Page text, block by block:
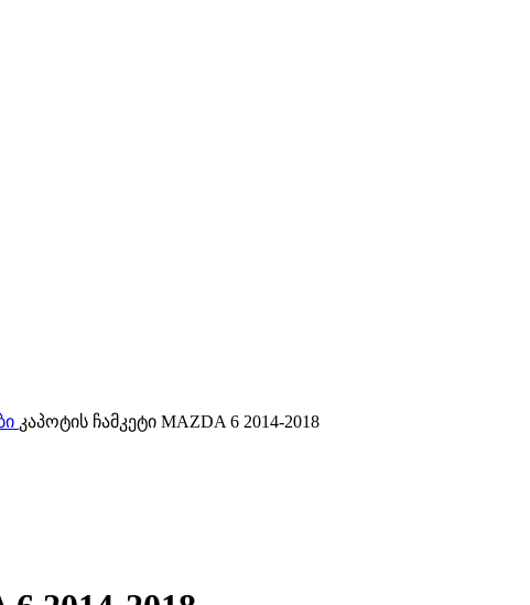
კაპოტის ჩამკეტი MAZDA 6 2014-2018